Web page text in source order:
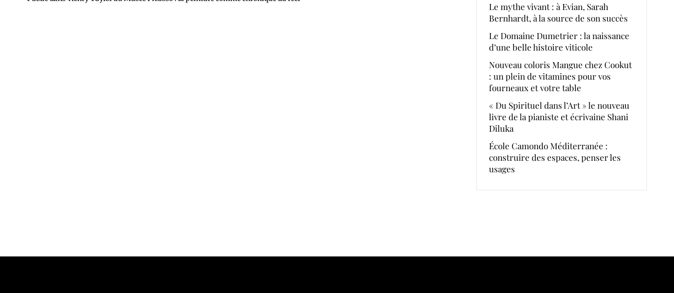
Le mythe vivant : à Evian, Sarah
Bernhardt, à la source de son succès
Le Domaine Dumetrier : la naissance
d’une belle histoire viticole
Nouveau coloris Mangue chez Cookut
: un plein de vitamines pour vos
fourneaux et votre table
« Du Spirituel dans l’Art » le nouveau
livre de la pianiste et écrivaine Shani
Diluka
École Camondo Méditerranée :
construire des espaces, penser les
usages